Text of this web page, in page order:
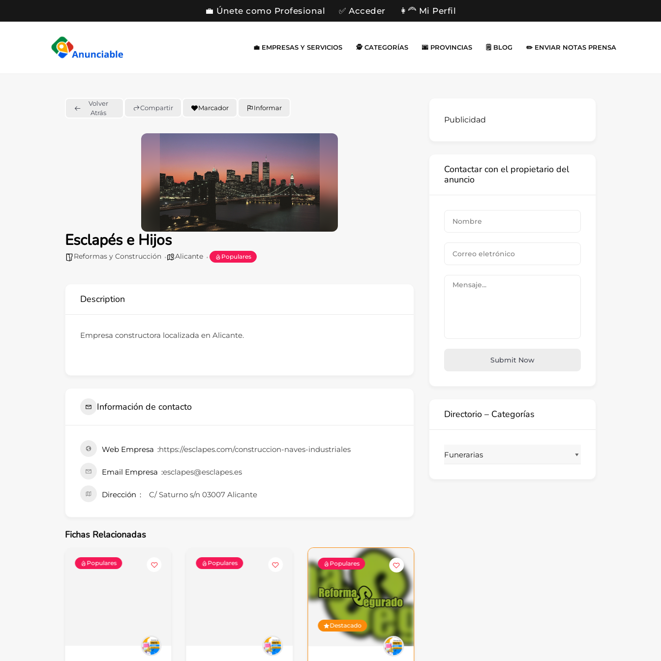
💼 Únete como Profesional ✅ Acceder 👩‍🦰 Mi Perfil
💼 EMPRESAS Y SERVICIOS 🕵️ CATEGORÍAS 🌆 PROVINCIAS 🗒️ BLOG ✏️ ENVIAR NOTAS PRENSA
Volver
Atrás
Compartir Marcador Informar
Esclapés e Hijos
Reformas y Construcción Alicante Populares
Description
Empresa constructora localizada en Alicante.
Información de contacto
Web Empresa https://esclapes.com/construccion-naves-industriales
Email Empresa esclapes@esclapes.es
Dirección C/ Saturno s/n 03007 Alicante
Fichas Relacionadas
Populares Populares Populares
Destacado
Publicidad
Contactar con el propietario del
anuncio
Submit Now
Directorio – Categorías